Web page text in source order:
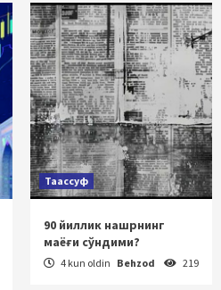
Таассуф
90 йиллик нашрнинг
маёғи сўндими?
4 kun oldin Behzod 219